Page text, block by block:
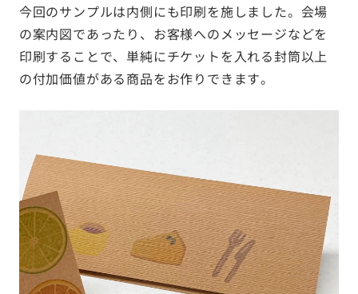
今回のサンプルは内側にも印刷を施しました。会場
の案内図であったり、お客様へのメッセージなどを
印刷することで、単純にチケットを入れる封筒以上
の付加価値がある商品をお作りできます。